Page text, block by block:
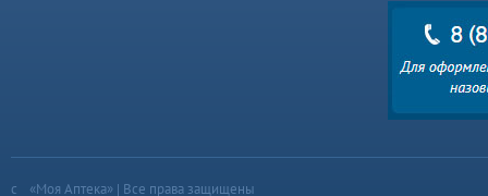
«Моя Аптека» | Все права защищены